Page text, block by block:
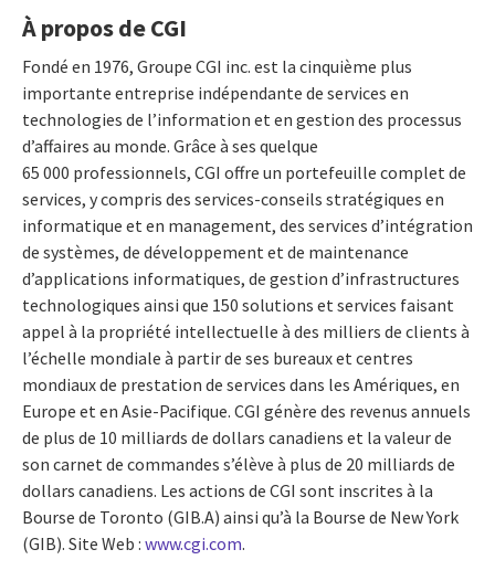
À propos de CGI
Fondé en 1976, Groupe CGI inc. est la cinquième plus
importante entreprise indépendante de services en
technologies de l’information et en gestion des processus
d’affaires au monde. Grâce à ses quelque
65 000 professionnels, CGI offre un portefeuille complet de
services, y compris des services-conseils stratégiques en
informatique et en management, des services d’intégration
de systèmes, de développement et de maintenance
d’applications informatiques, de gestion d’infrastructures
technologiques ainsi que 150 solutions et services faisant
appel à la propriété intellectuelle à des milliers de clients à
l’échelle mondiale à partir de ses bureaux et centres
mondiaux de prestation de services dans les Amériques, en
Europe et en Asie-Pacifique. CGI génère des revenus annuels
de plus de 10 milliards de dollars canadiens et la valeur de
son carnet de commandes s’élève à plus de 20 milliards de
dollars canadiens. Les actions de CGI sont inscrites à la
Bourse de Toronto (GIB.A) ainsi qu’à la Bourse de New York
(GIB). Site Web : www.cgi.com.